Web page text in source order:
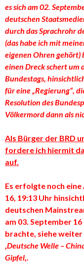
es sich am 02.
deutschen
durch das Sprachrohr
(das habe ich mit
eigenen Ohren gehört)
einen Dreck schert um
Bundestags,
für eine „Regierung“,
Resolution des
Völkermord dann als
Als Bürger der BRD
fordere ich hiermit
auf.
Es erfolgte noch
16, 19:13 Uhr
deutschen
am 03. September
brachte, siehe
‚Deutsche Welle –
Gipfel‚.